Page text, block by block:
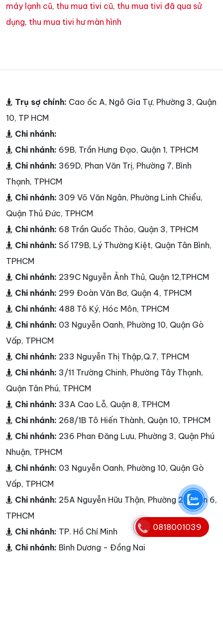
máy lạnh cũ, thu mua tivi cũ, thu mua tivi đã qua sử
dụng, thu mua tivi hư màn hình
Trụ sợ chính: Cao ốc A, Ngô Gia Tự, Phường 3, Quận
10, TP HCM
Chi nhánh:
Chi nhánh: 69B, Trần Hưng Đạo, Quận 1, TPHCM
Chi nhánh: 369D, Phan Văn Trị, Phường 7, Bình
Thạnh, TPHCM
Chi nhánh: 309 Võ Văn Ngân, Phường Linh Chiểu,
Quận Thủ Đức, TPHCM
Chi nhánh: 68 Trần Quốc Thảo, Quận 3, TPHCM
Chi nhánh: Số 179B, Lý Thường Kiệt, Quận Tân Bình,
TPHCM
Chi nhánh: 239C Nguyễn Ảnh Thủ, Quận 12,TPHCM
Chi nhánh: 299 Đoàn Văn Bơ, Quận 4, TPHCM
Chi nhánh: 488 Tô Ký, Hóc Môn, TPHCM
Chi nhánh: 03 Nguyễn Oanh, Phường 10, Quận Gò
Vấp, TPHCM
Chi nhánh: 233 Nguyễn Thị Thập,Q.7, TPHCM
Chi nhánh: 3/11 Trường Chinh, Phường Tây Thạnh,
Quận Tân Phú, TPHCM
Chi nhánh: 33A Cao Lỗ, Quận 8, TPHCM
Chi nhánh: 268/1B Tô Hiến Thành, Quận 10, TPHCM
Chi nhánh: 236 Phan Đăng Lưu, Phường 3, Quận Phú
Nhuận, TPHCM
Chi nhánh: 03 Nguyễn Oanh, Phường 10, Quận Gò
Vấp, TPHCM
Chi nhánh: 25A Nguyễn Hữu Thận, Phường 2, Quận 6,
TPHCM
Chi nhánh: TP. Hồ Chí Minh
Chi nhánh: Bình Dương - Đồng Nai
0818001039